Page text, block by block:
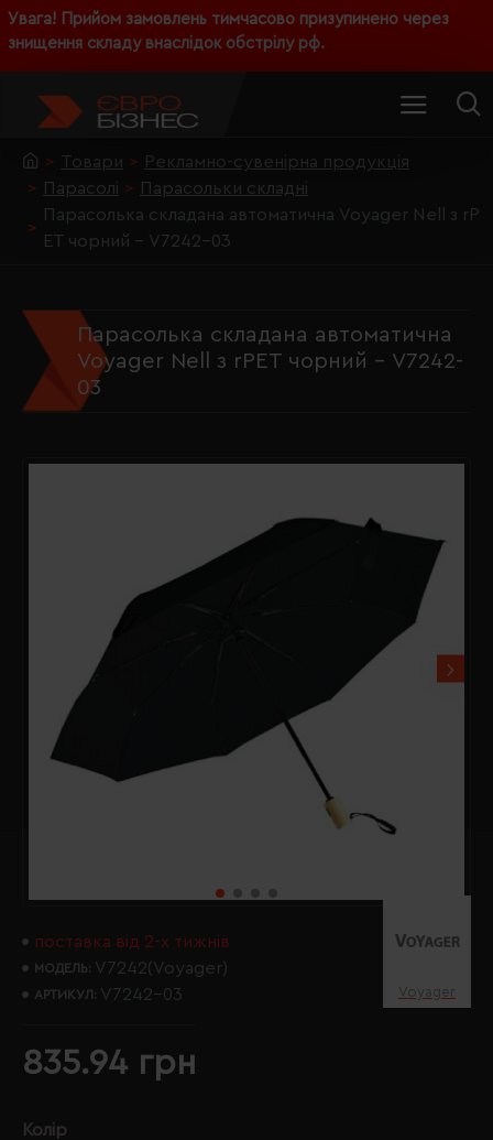
Увага! Прийом замовлень тимчасово призупинено через
знищення складу внаслідок обстрілу рф.
Товари
Рекламно-сувенірна продукція
Парасолі
Парасольки складні
Парасолька складана автоматична Voyager Nell з rP
ET чорний - V7242-03
Парасолька складана автоматична
Voyager Nell з rPET чорний - V7242-
03
поставка від 2-х тижнів
МОДЕЛЬ: V7242(Voyager)
АРТИКУЛ: V7242-03 Voyager
835.94 грн
Колір